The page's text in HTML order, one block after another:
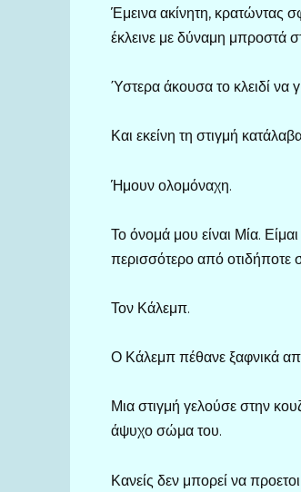
Έμεινα ακίνητη, κρατώντας
έκλεινε με δύναμη μπροστά
Ύστερα άκουσα το κλειδί να
Και εκείνη τη στιγμή
Ήμουν ολομόναχη.
Το όνομά μου είναι Μία.
περισσότερο από οτιδήποτε
Τον Κάλεμπ.
Ο Κάλεμπ πέθανε ξαφνικά
Μια στιγμή γελούσε στην
άψυχο σώμα του.
Κανείς δεν μπορεί να